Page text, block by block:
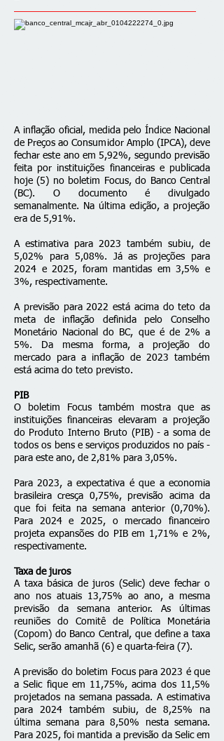
A inflação oficial, medida pelo Índice Nacional
de Preços ao Consumidor Amplo (IPCA), deve
fechar este ano em 5,92%, segundo previsão
feita por instituições financeiras e publicada
hoje (5) no boletim Focus, do Banco Central
(BC). O documento é divulgado
semanalmente. Na última edição, a projeção
era de 5,91%.
A estimativa para 2023 também subiu, de
5,02% para 5,08%. Já as projeções para
2024 e 2025, foram mantidas em 3,5% e
3%, respectivamente.
A previsão para 2022 está acima do teto da
meta de inflação definida pelo Conselho
Monetário Nacional do BC, que é de 2% a
5%. Da mesma forma, a projeção do
mercado para a inflação de 2023 também
está acima do teto previsto.
PIB
O boletim Focus também mostra que as
instituições financeiras elevaram a projeção
do Produto Interno Bruto (PIB) - a soma de
todos os bens e serviços produzidos no país -
para este ano, de 2,81% para 3,05%.
Para 2023, a expectativa é que a economia
brasileira cresça 0,75%, previsão acima da
que foi feita na semana anterior (0,70%).
Para 2024 e 2025, o mercado financeiro
projeta expansões do PIB em 1,71% e 2%,
respectivamente.
Taxa de juros
A taxa básica de juros (Selic) deve fechar o
ano nos atuais 13,75% ao ano, a mesma
previsão da semana anterior. As últimas
reuniões do Comitê de Política Monetária
(Copom) do Banco Central, que define a taxa
Selic, serão amanhã (6) e quarta-feira (7).
A previsão do boletim Focus para 2023 é que
a Selic fique em 11,75%, acima dos 11,5%
projetados na semana passada. A estimativa
para 2024 também subiu, de 8,25% na
última semana para 8,50% nesta semana.
Para 2025, foi mantida a previsão da Selic em